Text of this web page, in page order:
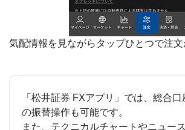
気配情報を見ながらタップひとつで注文
「松井証券 FXアプリ」では、総合
の振替操作も可能です。
また、テクニカルチャートやニュー